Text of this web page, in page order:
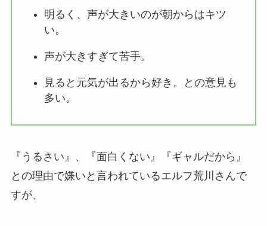
明るく、声が大きいのが朝からはキツ
い。
声が大きすぎて苦手。
見ると元気が出るから好き。との意見も
多い。
『うるさい』、『面白くない』『ギャルだから』
との理由で嫌いと言われているエルフ荒川さんで
すが、